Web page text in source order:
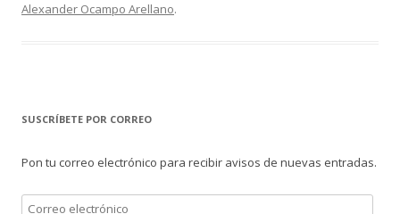
Alexander Ocampo Arellano.
SUSCRÍBETE POR CORREO
Pon tu correo electrónico para recibir avisos de nuevas entradas.
Correo